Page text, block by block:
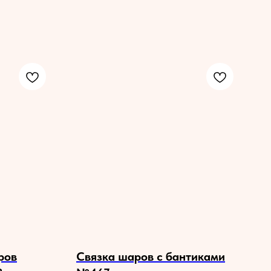
Связка шаров с бантиками